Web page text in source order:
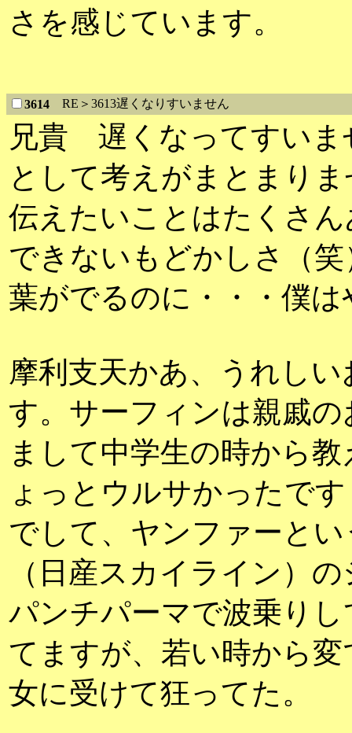
さを感じています。
3614 RE＞3613遅くなりすいません
兄貴 遅くなってすいま
として考えがまとまり
伝えたいことはたくさ
できないもどかしさ（
葉がでるのに・・・僕
摩利支天かあ、うれし
す。サーフィンは親戚
まして中学生の時から
ょっとウルサかったで
でして、ヤンファーと
（日産スカイライン）
パンチパーマで波乗り
てますが、若い時から
女に受けて狂ってた。